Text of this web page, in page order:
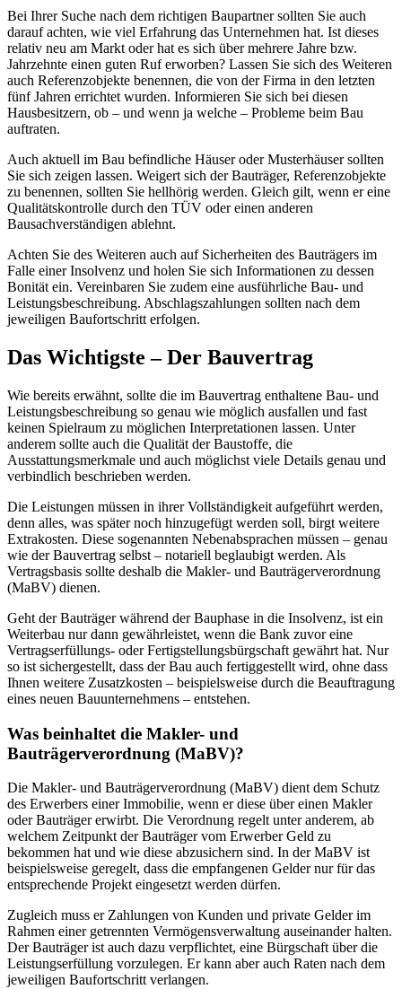
Bei Ihrer Suche nach dem richtigen Baupartner sollten Sie auch
darauf achten, wie viel Erfahrung das Unternehmen hat. Ist dieses
relativ neu am Markt oder hat es sich über mehrere Jahre bzw.
Jahrzehnte einen guten Ruf erworben? Lassen Sie sich des Weiteren
auch Referenzobjekte benennen, die von der Firma in den letzten
fünf Jahren errichtet wurden. Informieren Sie sich bei diesen
Hausbesitzern, ob – und wenn ja welche – Probleme beim Bau
auftraten.
Auch aktuell im Bau befindliche Häuser oder Musterhäuser sollten
Sie sich zeigen lassen. Weigert sich der Bauträger, Referenzobjekte
zu benennen, sollten Sie hellhörig werden. Gleich gilt, wenn er eine
Qualitätskontrolle durch den TÜV oder einen anderen
Bausachverständigen ablehnt.
Achten Sie des Weiteren auch auf Sicherheiten des Bauträgers im
Falle einer Insolvenz und holen Sie sich Informationen zu dessen
Bonität ein. Vereinbaren Sie zudem eine ausführliche Bau- und
Leistungsbeschreibung. Abschlagszahlungen sollten nach dem
jeweiligen Baufortschritt erfolgen.
Das Wichtigste – Der Bauvertrag
Wie bereits erwähnt, sollte die im Bauvertrag enthaltene Bau- und
Leistungsbeschreibung so genau wie möglich ausfallen und fast
keinen Spielraum zu möglichen Interpretationen lassen. Unter
anderem sollte auch die Qualität der Baustoffe, die
Ausstattungsmerkmale und auch möglichst viele Details genau und
verbindlich beschrieben werden.
Die Leistungen müssen in ihrer Vollständigkeit aufgeführt werden,
denn alles, was später noch hinzugefügt werden soll, birgt weitere
Extrakosten. Diese sogenannten Nebenabsprachen müssen – genau
wie der Bauvertrag selbst – notariell beglaubigt werden. Als
Vertragsbasis sollte deshalb die Makler- und Bauträgerverordnung
(MaBV) dienen.
Geht der Bauträger während der Bauphase in die Insolvenz, ist ein
Weiterbau nur dann gewährleistet, wenn die Bank zuvor eine
Vertragserfüllungs- oder Fertigstellungsbürgschaft gewährt hat. Nur
so ist sichergestellt, dass der Bau auch fertiggestellt wird, ohne dass
Ihnen weitere Zusatzkosten – beispielsweise durch die Beauftragung
eines neuen Bauunternehmens – entstehen.
Was beinhaltet die Makler- und
Bauträgerverordnung (MaBV)?
Die Makler- und Bauträgerverordnung (MaBV) dient dem Schutz
des Erwerbers einer Immobilie, wenn er diese über einen Makler
oder Bauträger erwirbt. Die Verordnung regelt unter anderem, ab
welchem Zeitpunkt der Bauträger vom Erwerber Geld zu
bekommen hat und wie diese abzusichern sind. In der MaBV ist
beispielsweise geregelt, dass die empfangenen Gelder nur für das
entsprechende Projekt eingesetzt werden dürfen.
Zugleich muss er Zahlungen von Kunden und private Gelder im
Rahmen einer getrennten Vermögensverwaltung auseinander halten.
Der Bauträger ist auch dazu verpflichtet, eine Bürgschaft über die
Leistungserfüllung vorzulegen. Er kann aber auch Raten nach dem
jeweiligen Baufortschritt verlangen.